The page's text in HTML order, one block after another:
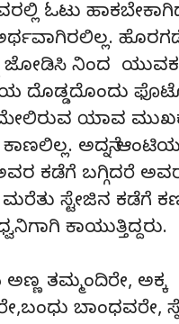
ಓಟು
ಜೋಡಿಸಿ ನಿಂದ
ದೊಡ್ಡದೊಂದು
ಮೇಲಿರುವ ಯಾವ
ಅದನ್ನೆ
ಕಡೆಗೆ ಬಗ್ಗಿದರೆ
ಸ್ಟೇಜಿನ ಕಡೆಗೆ
ಕಾಯುತ್ತಿದ್ದರು.
ಅಣ್ಣ ತಮ್ಮಂದಿರೇ, ಅಕ್ಕ
ಬಾಂಧವರೇ,